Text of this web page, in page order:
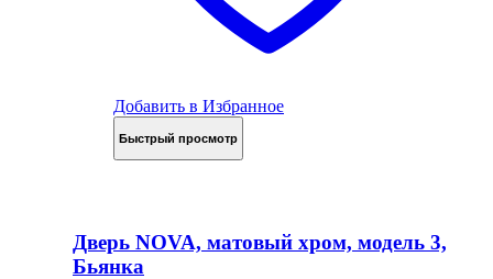
Добавить в Избранное
Быстрый просмотр
Дверь NOVA, матовый хром, модель 3,
Бьянка